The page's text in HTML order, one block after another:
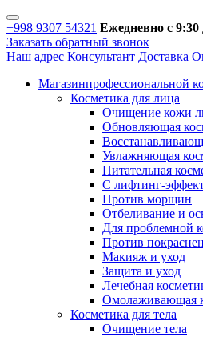
+998 9307 54321 Ежедневно с 9:30
Заказать обратный звонок
Наш адрес Консультант Доставка
Магазинпрофессиональной
Косметика для лица
Очищение кожи
Обновляющая
Увлажняющая
Питательная
С лифтинг-
Против морщин
Отбеливание и
Для проблемной
Против
Макияж и уход
Защита и уход
Лечебная
Омолаживающая
Косметика для тела
Очищение тела